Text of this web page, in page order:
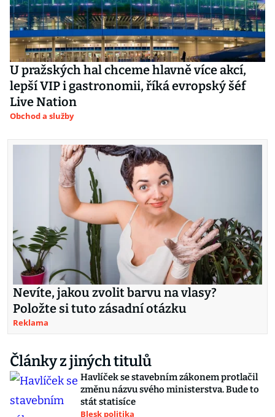
U pražských hal chceme hlavně více akcí,
lepší VIP i gastronomii, říká evropský šéf
Live Nation
Obchod a služby
Nevíte, jakou zvolit barvu na vlasy?
Položte si tuto zásadní otázku
Reklama
Články z jiných titulů
Havlíček se stavebním zákonem protlačil
změnu názvu svého ministerstva. Bude to
stát statisíce
Blesk politika